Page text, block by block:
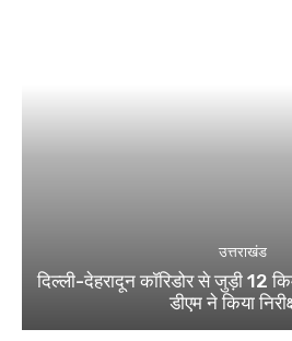
उत्तराखंड
दिल्ली-देहरादून कॉरिडोर से जुड़ी 12
डीएम ने किया